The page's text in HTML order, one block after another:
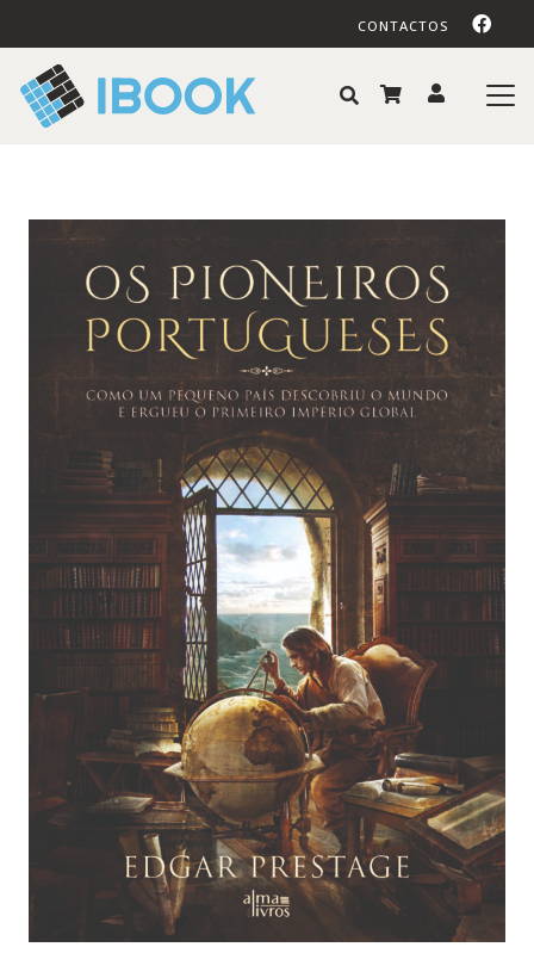
CONTACTOS